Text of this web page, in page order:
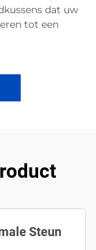
dat uw
tot een
Steun